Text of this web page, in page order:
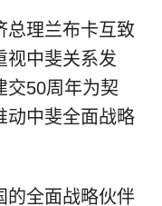
总理兰布卡互致
视中斐关系发
交50周年为契
动中斐全面战略
的全面战略伙伴